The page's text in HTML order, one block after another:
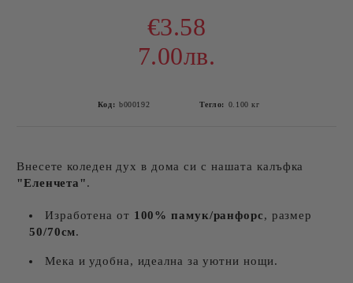
€3.58
7.00лв.
Код: b000192 Тегло: 0.100 кг
Внесете коледен дух в дома си с нашата калъфка
"Еленчета".
Изработена от 100% памук/ранфорс, размер
50/70см.
Мека и удобна, идеална за уютни нощи.